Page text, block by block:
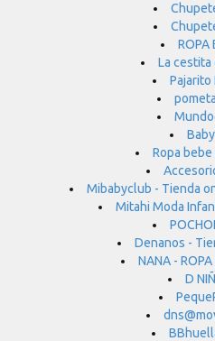
ROPA
La cestita
Pajarito
Ropa
Mibabyclub - Tienda
Mitahi Moda
Denanos -
NANA - ROPA
D